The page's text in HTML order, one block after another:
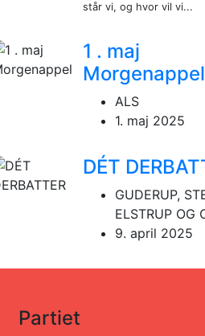
står vi, og hvor vil vi...
1 . maj
Morgenappel
ALS
1. maj 2025
DÉT
GUDERUP,
ELSTRUP OG
9. april 2025
Partiet